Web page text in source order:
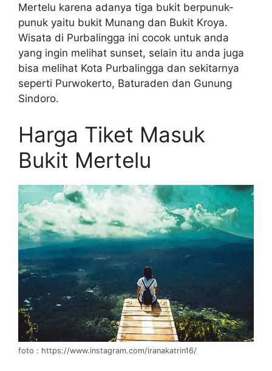
Mertelu karena adanya tiga bukit berpunuk-
punuk yaitu bukit Munang dan Bukit Kroya.
Wisata di Purbalingga ini cocok untuk anda
yang ingin melihat sunset, selain itu anda juga
bisa melihat Kota Purbalingga dan sekitarnya
seperti Purwokerto, Baturaden dan Gunung
Sindoro.
Harga Tiket Masuk
Bukit Mertelu
foto : https://www.instagram.com/iranakatrin16/